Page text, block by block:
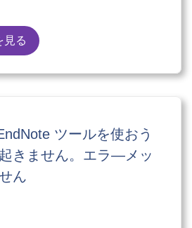
見る
ツールを使おう
きません。エラ―メッ
ん